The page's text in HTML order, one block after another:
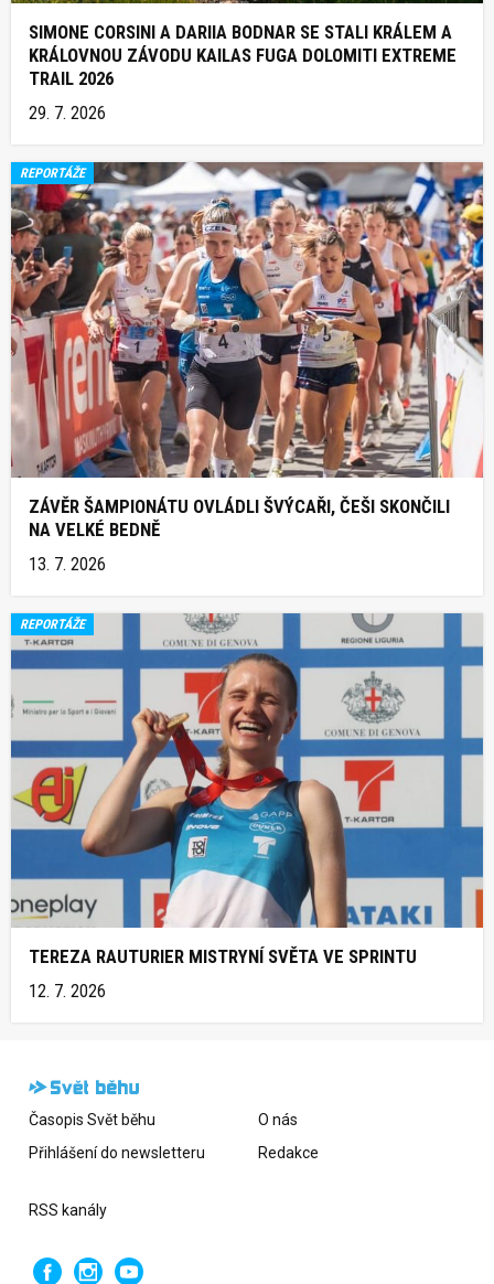
SIMONE CORSINI A DARIIA BODNAR SE STALI KRÁLEM A
KRÁLOVNOU ZÁVODU KAILAS FUGA DOLOMITI EXTREME
TRAIL 2026
29. 7. 2026
REPORTÁŽE
ZÁVĚR ŠAMPIONÁTU OVLÁDLI ŠVÝCAŘI, ČEŠI SKONČILI
NA VELKÉ BEDNĚ
13. 7. 2026
REPORTÁŽE
TEREZA RAUTURIER MISTRYNÍ SVĚTA VE SPRINTU
12. 7. 2026
Časopis Svět běhu
Přihlášení do newsletteru
O nás
Redakce
RSS kanály